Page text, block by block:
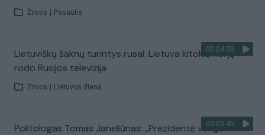
Žinios Pasaulis
00:04:05
Lietuviškų šaknų turintys rusai: Lietuva kitokia nei ją
rodo Rusijos televizija
Žinios Lietuvos diena
00:05:45
Politologas Tomas Janeliūnas: „Prezidentė vengė